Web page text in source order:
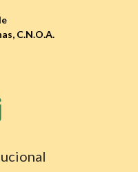
C.N.O.A.